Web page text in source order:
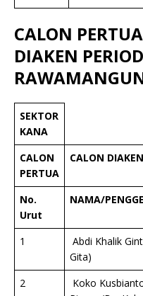
CALON
DIAKEN
SEKTOR
KANA
CALON
PERTUA
CALON DIAKEN
No.
Urut
NAMA/
1
Abdi Khalik
Gita)
2
Koko